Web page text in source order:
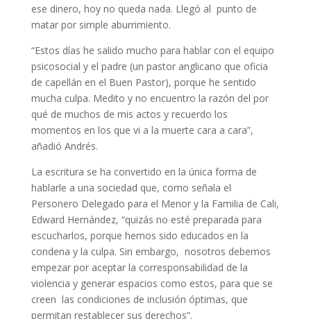
ese dinero, hoy no queda nada. Llegó al punto de
matar por simple aburrimiento.
“Estos días he salido mucho para hablar con el equipo
psicosocial y el padre (un pastor anglicano que oficia
de capellán en el Buen Pastor), porque he sentido
mucha culpa. Medito y no encuentro la razón del por
qué de muchos de mis actos y recuerdo los
momentos en los que vi a la muerte cara a cara”,
añadió Andrés.
La escritura se ha convertido en la única forma de
hablarle a una sociedad que, como señala el
Personero Delegado para el Menor y la Familia de Cali,
Edward Hernández, “quizás no esté preparada para
escucharlos, porque hemos sido educados en la
condena y la culpa. Sin embargo, nosotros debemos
empezar por aceptar la corresponsabilidad de la
violencia y generar espacios como estos, para que se
creen las condiciones de inclusión óptimas, que
permitan restablecer sus derechos”.